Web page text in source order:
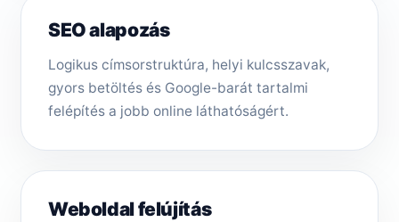
SEO alapozás
Logikus címsorstruktúra, helyi kulcsszavak,
gyors betöltés és Google-barát tartalmi
felépítés a jobb online láthatóságért.
Weboldal felújítás